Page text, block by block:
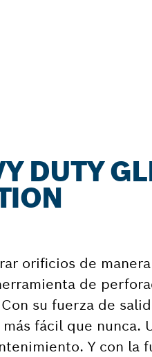
DUTY
orificios de
de
su fuerza de
fácil que nunca.
Y con la